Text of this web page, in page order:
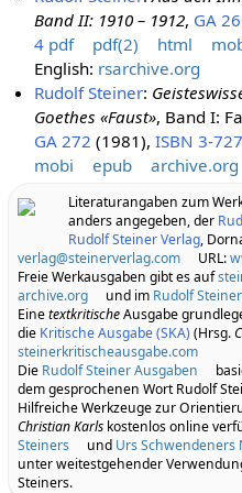
Band II: 1910 – 1912, GA
4 pdf pdf(2) html
English: rsarchive.org
Rudolf Steiner:
Goethes «Faust», Band I:
GA 272 (1981),ISBN 3-
mobi
epub archive.org
Literaturangaben zum
anders angegeben, der
Rudolf Steiner Verlag,
verlag@steinerverlag.com
URL:
Freie Werkausgaben gibt es auf
archive.org
und im Rudolf
EinetextkritischeAusgabe
die Kritische Ausgabe (SKA)(Hrsg.
steinerkritischeausgabe.com
Die Rudolf Steiner Ausgaben
dem gesprochenen Wort Rudolf
Hilfreiche Werkzeuge zur
Christian Karlskostenlos online
Steiners
und Urs
unter weitestgehender
Steiners.